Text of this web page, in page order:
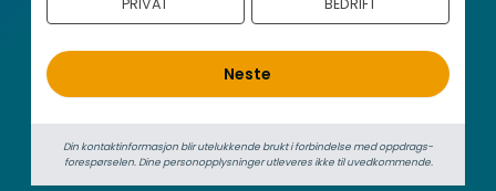
o
d
Neste
Din kontaktinformasjon blir utelukkende brukt i forbindelse med oppdrags­
forespørselen. Dine person­­opplysninger utleveres ikke til uvedkommende.